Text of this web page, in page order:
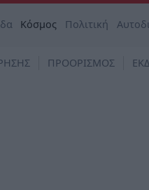
Κόσμος Πολιτική
ΠΡΟΟΡΙΣΜΟΣ